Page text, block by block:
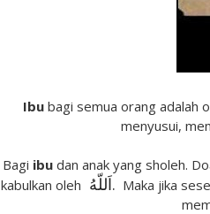
Ibu bagi semua orang adalah
menyusui,
Bagi ibu dan anak yang sholeh.
kabulkan oleh اَللّهُ. Maka jika